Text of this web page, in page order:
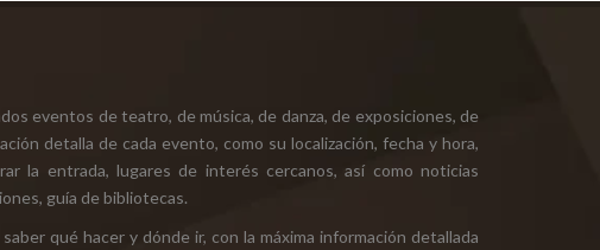
eventos de teatro, de música, de danza, de exposiciones, de
detalla de cada evento, como su localización, fecha y hora,
la entrada, lugares de interés cercanos, así como noticias
guía de bibliotecas.
qué hacer y dónde ir, con la máxima información detallada